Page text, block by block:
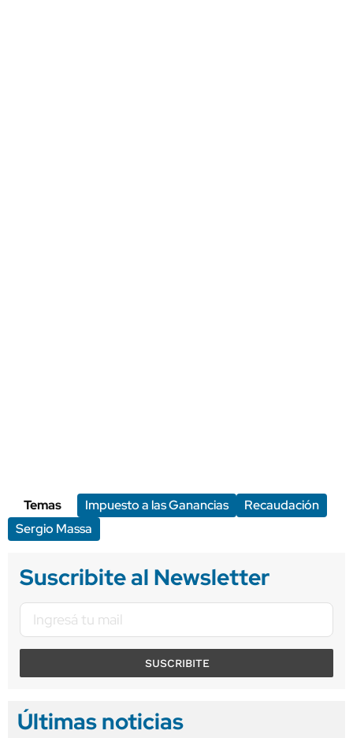
Temas Impuesto a las Ganancias
Recaudación
Sergio Massa
Suscribite al Newsletter
SUSCRIBITE
Últimas noticias